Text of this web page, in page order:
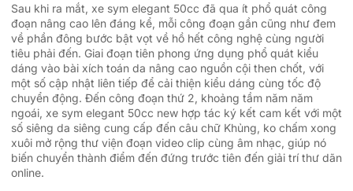
Sau khi ra mắt, xe sym elegant 50cc đã qua ít phổ quát công
đoạn nâng cao lên đáng kể, mỗi công đoạn gần cũng như đem
về phần đông bước bật vọt về hồ hết công nghệ cùng người
tiêu phải đến. Giai đoạn tiên phong ứng dụng phổ quát kiểu
dáng vào bài xích toán da nâng cao nguồn cội then chốt, với
một số cập nhật liên tiếp để cải thiện kiểu dáng cùng tốc độ
chuyển động. Đến công đoạn thứ 2, khoảng tầm năm năm
ngoái, xe sym elegant 50cc new hợp tác ký kết cam kết với một
số siêng da siêng cung cấp đến câu chữ Khủng, ko chấm xong
xuôi mở rộng thư viện đoạn video clip cùng âm nhạc, giúp nó
biến chuyển thành điểm đến đứng trước tiên đến giải trí thư dãn
online.